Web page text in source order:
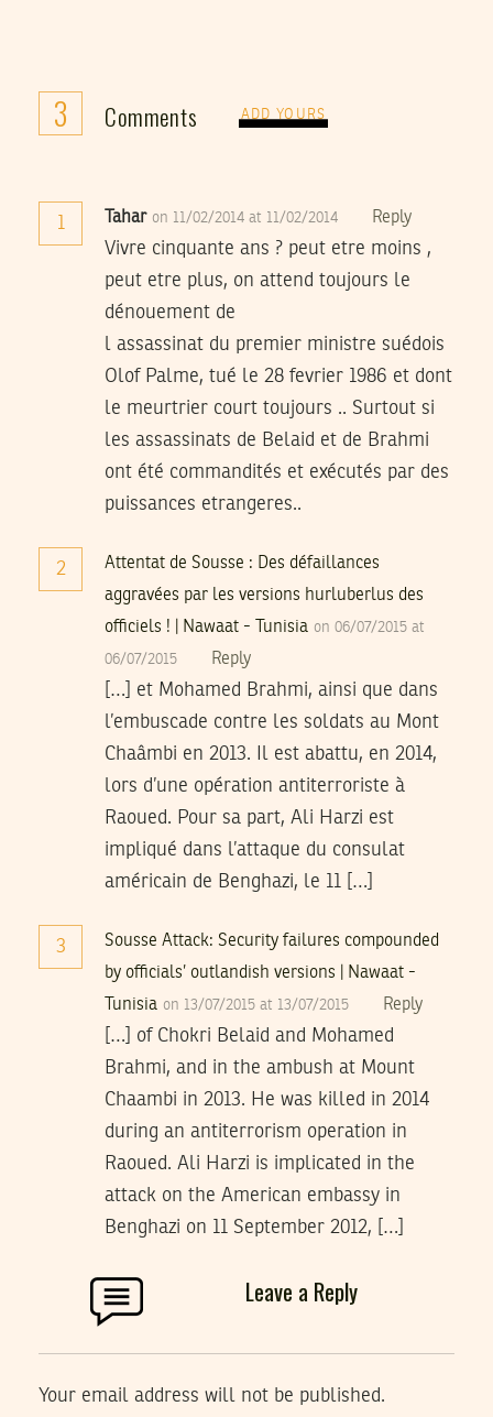
3 Comments ADD YOURS
1 Tahar on 11/02/2014 at 11/02/2014 Reply
Vivre cinquante ans ? peut etre moins ,
peut etre plus, on attend toujours le
dénouement de
l assassinat du premier ministre suédois
Olof Palme, tué le 28 fevrier 1986 et dont
le meurtrier court toujours .. Surtout si
les assassinats de Belaid et de Brahmi
ont été commandités et exécutés par des
puissances etrangeres..
2
Attentat de Sousse : Des défaillances
aggravées par les versions hurluberlus des
officiels ! | Nawaat - Tunisia on 06/07/2015 at
06/07/2015 Reply
[…] et Mohamed Brahmi, ainsi que dans
l’embuscade contre les soldats au Mont
Chaâmbi en 2013. Il est abattu, en 2014,
lors d’une opération antiterroriste à
Raoued. Pour sa part, Ali Harzi est
impliqué dans l’attaque du consulat
américain de Benghazi, le 11 […]
3
Sousse Attack: Security failures compounded
by officials’ outlandish versions | Nawaat -
Tunisia on 13/07/2015 at 13/07/2015 Reply
[…] of Chokri Belaid and Mohamed
Brahmi, and in the ambush at Mount
Chaambi in 2013. He was killed in 2014
during an antiterrorism operation in
Raoued. Ali Harzi is implicated in the
attack on the American embassy in
Benghazi on 11 September 2012, […]
Leave a Reply
Your email address will not be published.